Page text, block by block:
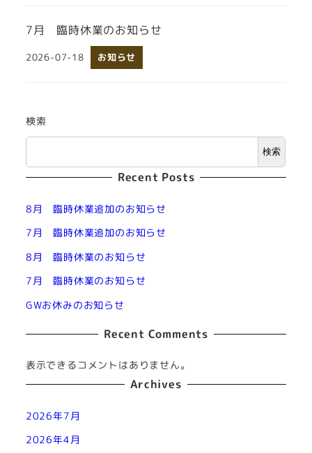
7月 臨時休業のお知らせ
投稿日
2026-07-18 お知らせ
検索
検索
Recent Posts
8月 臨時休業追加のお知らせ
7月 臨時休業追加のお知らせ
8月 臨時休業のお知らせ
7月 臨時休業のお知らせ
GWお休みのお知らせ
Recent Comments
表示できるコメントはありません。
Archives
2026年7月
2026年4月